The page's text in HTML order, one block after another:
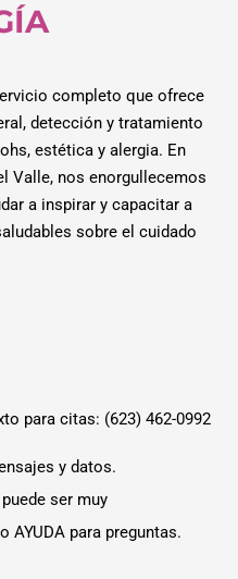
completo que ofrece
detección y tratamiento
estética y alergia. En
Valle, nos enorgullecemos
a inspirar y capacitar a
sobre el cuidado
para citas: (623) 462-0992
y datos.
ser muy
AYUDA para preguntas.